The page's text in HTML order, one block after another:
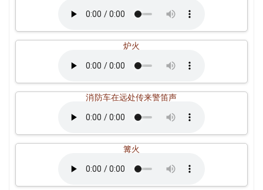
炉火
消防车在远处传来警笛声
篝火